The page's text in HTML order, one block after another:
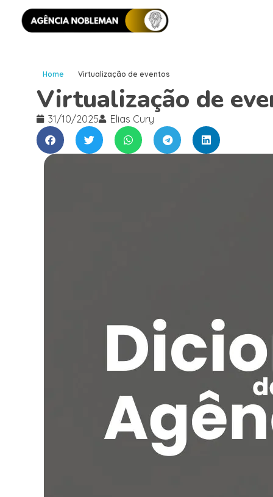
Home Virtualização de eventos
Virtualização de
31/10/2025 Elias Cury